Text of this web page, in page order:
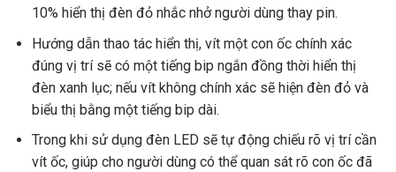
10% hiển thị đèn đỏ nhắc nhở người dùng thay pin.
Hướng dẫn thao tác hiển thị, vít một con ốc chính xác
đúng vị trí sẽ có một tiếng bip ngắn đồng thời hiển thị
đèn xanh lục; nếu vít không chính xác sẽ hiện đèn đỏ và
biểu thị bằng một tiếng bip dài.
Trong khi sử dụng đèn LED sẽ tự động chiếu rõ vị trí cần
vít ốc, giúp cho người dùng có thể quan sát rõ con ốc đã